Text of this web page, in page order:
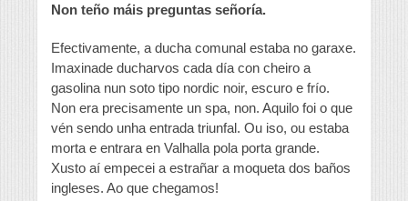
Non teño máis preguntas señoría.
Efectivamente, a ducha comunal estaba no garaxe.
Imaxinade ducharvos cada día con cheiro a
gasolina nun soto tipo nordic noir, escuro e frío.
Non era precisamente un spa, non. Aquilo foi o que
vén sendo unha entrada triunfal. Ou iso, ou estaba
morta e entrara en Valhalla pola porta grande.
Xusto aí empecei a estrañar a moqueta dos baños
ingleses. Ao que chegamos!